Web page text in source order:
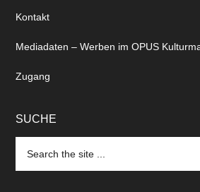
Kontakt
Mediadaten – Werben im OPUS
Zugang
SUCHE
the